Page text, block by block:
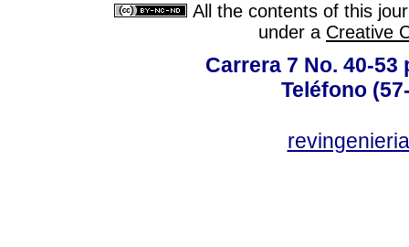
All the contents of this
under a Creative
Carrera 7 No. 40-
Teléfono